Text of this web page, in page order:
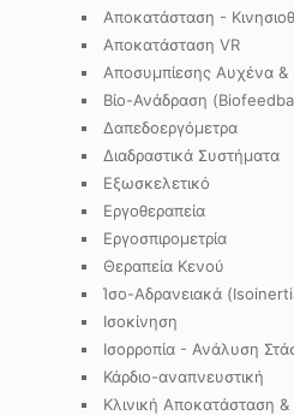
Αποκατάσταση -
Αποκατάσταση VR
Αποσυμπίεσης Αυχένα
Βίο-Ανάδραση
Δαπεδοεργόμετρα
Διαδραστικά Συστήματα
Εξωσκελετικό
Εργοθεραπεία
Εργοσπιρομετρία
Θεραπεία Κενού
Ίσο-Αδρανειακά
Ισοκίνηση
Ισορροπία - Ανάλυση
Κάρδιο-αναπνευστική
Κλινική Αποκατάσταση